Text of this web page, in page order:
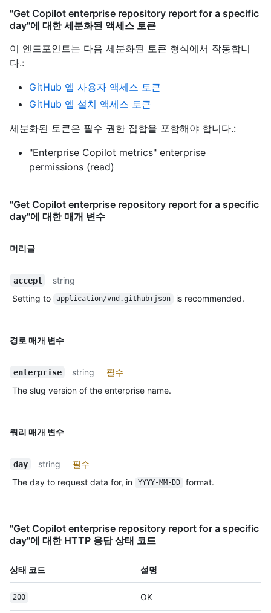
"Get Copilot enterprise repository report for a specific
day"에 대한 세분화된 액세스 토큰
이 엔드포인트는 다음 세분화된 토큰 형식에서 작동합니
다.:
GitHub 앱 사용자 액세스 토큰
GitHub 앱 설치 액세스 토큰
세분화된 토큰은 필수 권한 집합을 포함해야 합니다.:
"Enterprise Copilot metrics" enterprise
permissions (read)
"Get Copilot enterprise repository report for a specific
day"에 대한 매개 변수
머리글
accept
string
Setting to
application/vnd.github+json is recommended.
경로 매개 변수
enterprise string
필수
The slug version of the enterprise name.
쿼리 매개 변수
day string
필수
The day to request data for, in
YYYY-MM-DD format.
"Get Copilot enterprise repository report for a specific
day"에 대한 HTTP 응답 상태 코드
상태 코드 설명
200 OK